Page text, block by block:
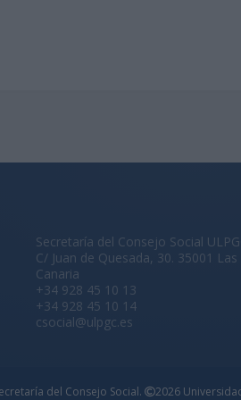
Secretaría del Consejo Social
C/ Juan de Quesada, 30. 35001
Canaria
+34 928 45 10 13
+34 928 45 10 14
csocial@ulpgc.es
del Consejo Social. 2026